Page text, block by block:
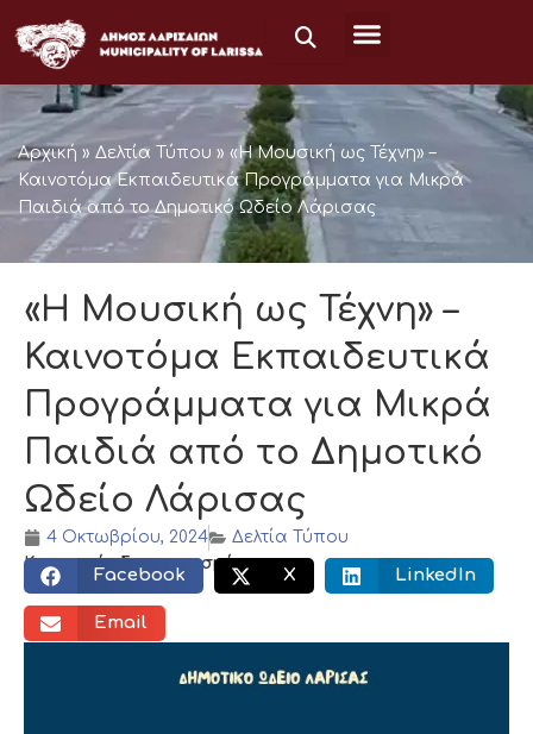
στο
περιεχόμενο
Αρχική » Δελτία Τύπου » «Η Μουσική ως Τέχνη» –
Καινοτόμα Εκπαιδευτικά Προγράμματα για Μικρά
Παιδιά από το Δημοτικό Ωδείο Λάρισας
«Η Μουσική ως Τέχνη» –
Καινοτόμα Εκπαιδευτικά
Προγράμματα για Μικρά
Παιδιά από το Δημοτικό
Ωδείο Λάρισας
4 Οκτωβρίου, 2024
Δελτία Τύπου
Κοινωνικός διαμοιρασμός:
Facebook X LinkedIn
Email